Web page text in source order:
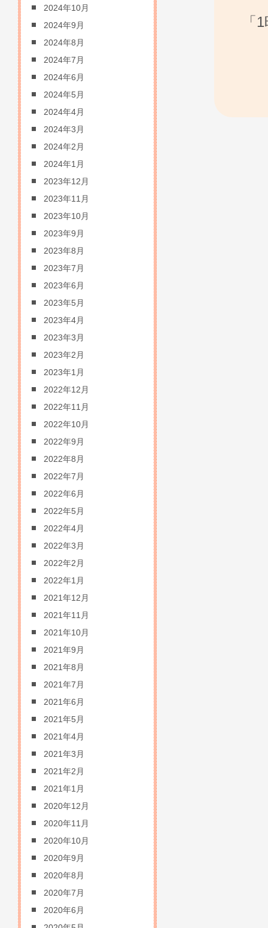
「
2024年10月
2024年9月
2024年8月
2024年7月
2024年6月
2024年5月
2024年4月
2024年3月
2024年2月
2024年1月
2023年12月
2023年11月
2023年10月
2023年9月
2023年8月
2023年7月
2023年6月
2023年5月
2023年4月
2023年3月
2023年2月
2023年1月
2022年12月
2022年11月
2022年10月
2022年9月
2022年8月
2022年7月
2022年6月
2022年5月
2022年4月
2022年3月
2022年2月
2022年1月
2021年12月
2021年11月
2021年10月
2021年9月
2021年8月
2021年7月
2021年6月
2021年5月
2021年4月
2021年3月
2021年2月
2021年1月
2020年12月
2020年11月
2020年10月
2020年9月
2020年8月
2020年7月
2020年6月